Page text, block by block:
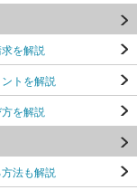
を解説
トを解説
を解説
法も解説